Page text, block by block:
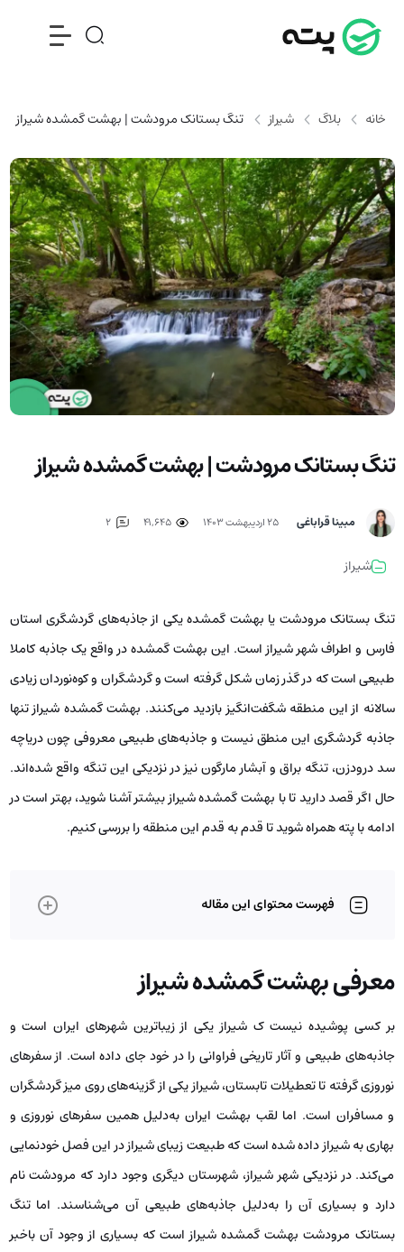
خانه بلاگ شیراز تنگ بستانک مرودشت | بهشت گمشده شیراز
تنگ بستانک مرودشت | بهشت گمشده شیراز
مبینا قراباغی ۲۵ اردیبهشت ۱۴۰۳ 41,645
2
شیراز
تنگ بستانک مرودشت یا بهشت گمشده یکی از جاذبه‌های گردشگری استان
فارس و اطراف شهر شیراز است. این بهشت گمشده در واقع یک جاذبه کاملا
طبیعی است که در گذر زمان شکل گرفته است و گردشگران و کوه‌نوردان زیادی
سالانه از این منطقه شگفت‌انگیز بازدید می‌کنند. بهشت گمشده شیراز تنها
جاذبه گردشگری این منطق نیست و جاذبه‌های طبیعی معروفی چون دریاچه
سد درودزن، تنگه براق و آبشار مارگون نیز در نزدیکی این تنگه واقع شده‌اند.
حال اگر قصد دارید تا با بهشت گمشده شیراز بیشتر آشنا شوید، بهتر است در
ادامه با پته همراه شوید تا قدم به قدم این منطقه را بررسی کنیم.
فهرست محتوای این مقاله
معرفی بهشت گمشده شیراز
بر کسی پوشیده نیست ک شیراز یکی از زیباترین شهرهای ایران است و
جاذبه‌های طبیعی و آثار تاریخی فراوانی را در خود جای داده است. از سفرهای
نوروزی گرفته تا تعطیلات تابستان، شیراز یکی از گزینه‌های روی میز گردشگران
و مسافران است. اما لقب بهشت ایران به‌دلیل همین سفرهای نوروزی و
بهاری به شیراز داده شده است که طبیعت زیبای شیراز در این فصل خودنمایی
می‌کند. در نزدیکی شهر شیراز، شهرستان دیگری وجود دارد که مرودشت نام
دارد و بسیاری آن را به‌دلیل جاذبه‌های طبیعی آن می‌شناسند. اما تنگ
بستانک مرودشت بهشت گمشده شیراز است که بسیاری از وجود آن باخبر